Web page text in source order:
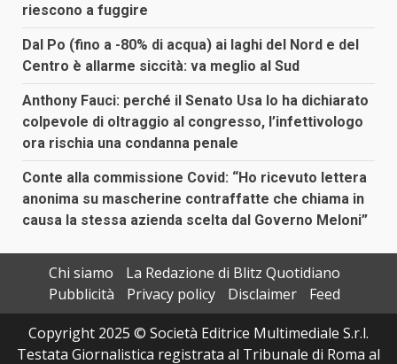
riescono a fuggire
Dal Po (fino a -80% di acqua) ai laghi del Nord e del
Centro è allarme siccità: va meglio al Sud
Anthony Fauci: perché il Senato Usa lo ha dichiarato
colpevole di oltraggio al congresso, l’infettivologo
ora rischia una condanna penale
Conte alla commissione Covid: “Ho ricevuto lettera
anonima su mascherine contraffatte che chiama in
causa la stessa azienda scelta dal Governo Meloni”
Chi siamo
La Redazione di Blitz Quotidiano
Pubblicità
Privacy policy Disclaimer
Feed
Copyright 2025 © Società Editrice Multimediale S.r.l.
Testata Giornalistica registrata al Tribunale di Roma al